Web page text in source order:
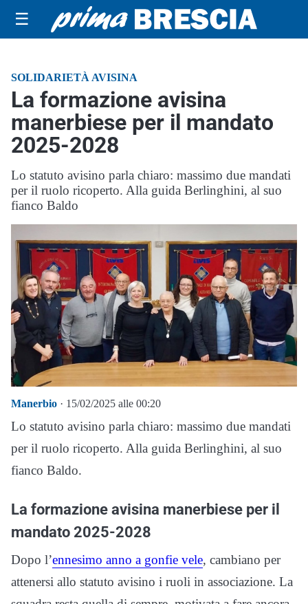
☰
SOLIDARIETÀ AVISINA
La formazione avisina
manerbiese per il mandato
2025-2028
Lo statuto avisino parla chiaro: massimo due mandati
per il ruolo ricoperto. Alla guida Berlinghini, al suo
fianco Baldo
Manerbio · 15/02/2025 alle 00:20
Lo statuto avisino parla chiaro: massimo due mandati
per il ruolo ricoperto. Alla guida Berlinghini, al suo
fianco Baldo.
La formazione avisina manerbiese per il
mandato 2025-2028
Dopo l’ennesimo anno a gonfie vele, cambiano per
attenersi allo statuto avisino i ruoli in associazione. La